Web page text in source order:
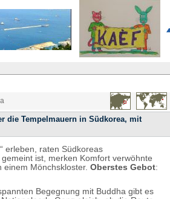
die Tempelmauern in Südkorea, mit
erleben, raten Südkoreas
ist, merken Komfort verwöhnte
Mönchskloster. Oberstes Gebot:
Begegnung mit Buddha gibt es